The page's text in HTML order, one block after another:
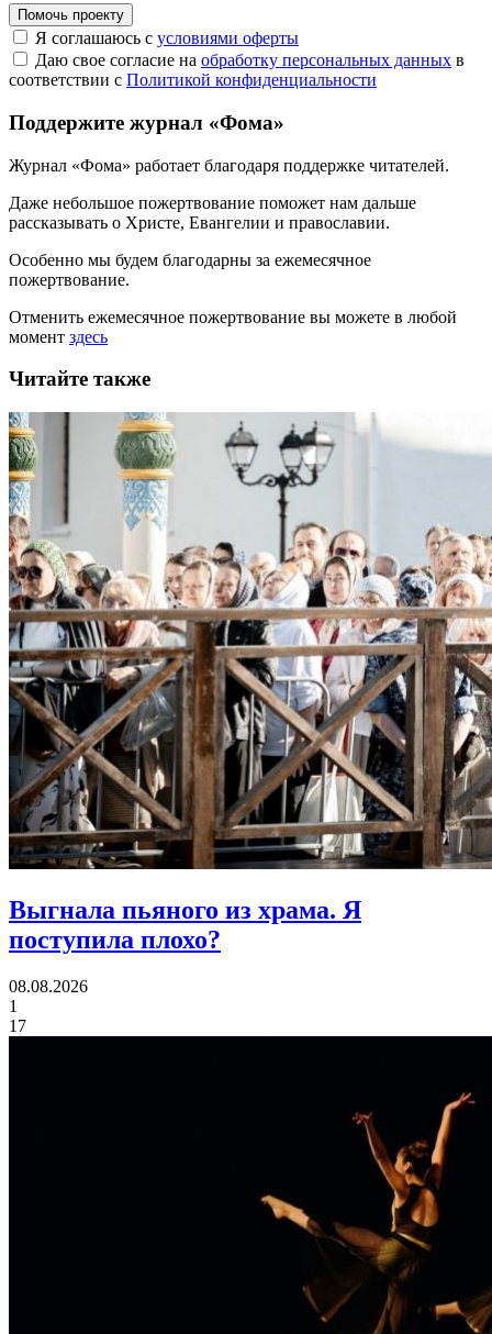
Помочь проекту
Я соглашаюсь с условиями оферты
Даю свое согласие на обработку персональных данных в
соответствии с Политикой конфиденциальности
Поддержите журнал «Фома»
Журнал «Фома» работает благодаря поддержке читателей.
Даже небольшое пожертвование поможет нам дальше
рассказывать о Христе, Евангелии и православии.
Особенно мы будем благодарны за ежемесячное
пожертвование.
Отменить ежемесячное пожертвование вы можете в любой
момент здесь
Читайте также
Выгнала пьяного из храма. Я
поступила плохо?
08.08.2026
1
17